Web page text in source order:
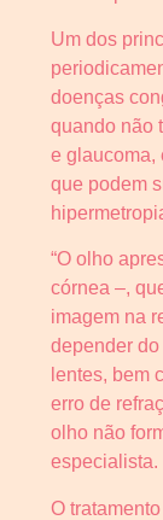
Um dos
doenças
quando não
e glaucoma,
que podem
“O olho
córnea –,
imagem na
depender
lentes, bem
erro de
olho não
especialista.
O